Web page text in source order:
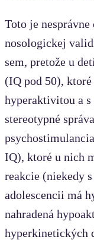
Toto je
nosologickej
sem, pretože u
(IQ pod 50),
hyperaktivitou a s
stereotypné
IQ), ktoré u nich
reakcie (niekedy
adolescencii má
nahradená
hyperkinetických